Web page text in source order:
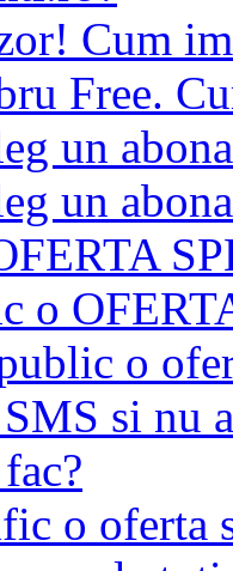
Cum
Free.
un
un
o
o
si nu
o oferta